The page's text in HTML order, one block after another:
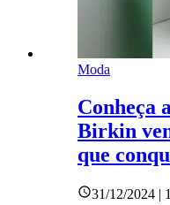
Moda
Conheça
Birkin
que
31/12/2024 |